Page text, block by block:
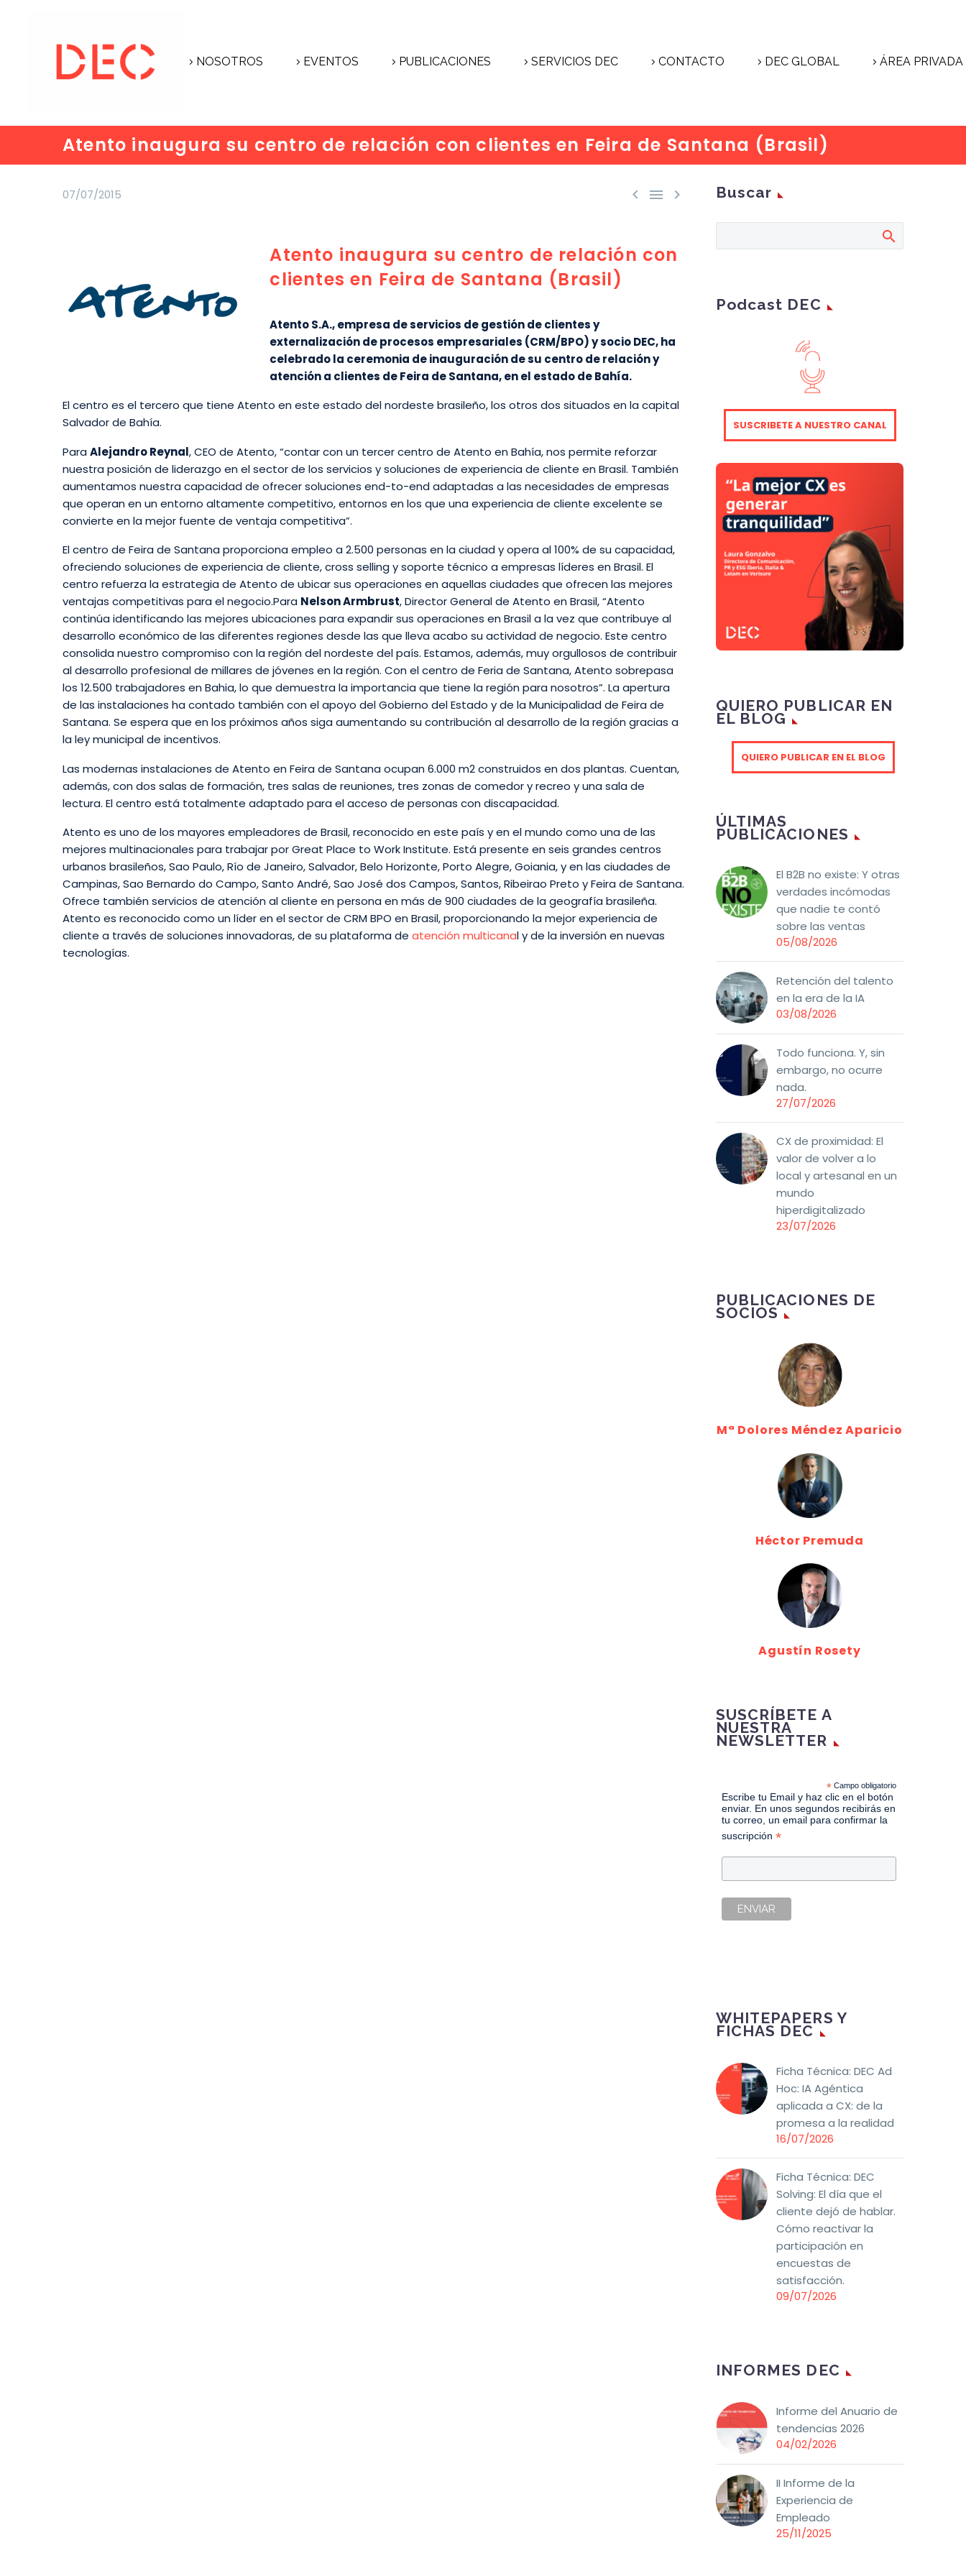
NOSOTROS EVENTOS PUBLICACIONES SERVICIOS DEC CONTACTO DEC GLOBAL ÁREA PRIVADA
Atento inaugura su centro de relación con clientes en Feira de Santana (Brasil)
  
07/07/2015
Atento inaugura su centro de relación con
clientes en Feira de Santana (Brasil)
Atento S.A., empresa de servicios de gestión de clientes y
externalización de procesos empresariales (CRM/BPO) y socio DEC, ha
celebrado la ceremonia de inauguración de su centro de relación y
atención a clientes de Feira de Santana, en el estado de Bahía.
El centro es el tercero que tiene Atento en este estado del nordeste brasileño, los otros dos situados en la capital
Salvador de Bahía.
Para Alejandro Reynal, CEO de Atento, “contar con un tercer centro de Atento en Bahía, nos permite reforzar
nuestra posición de liderazgo en el sector de los servicios y soluciones de experiencia de cliente en Brasil. También
aumentamos nuestra capacidad de ofrecer soluciones end-to-end adaptadas a las necesidades de empresas
que operan en un entorno altamente competitivo, entornos en los que una experiencia de cliente excelente se
convierte en la mejor fuente de ventaja competitiva”.
El centro de Feira de Santana proporciona empleo a 2.500 personas en la ciudad y opera al 100% de su capacidad,
ofreciendo soluciones de experiencia de cliente, cross selling y soporte técnico a empresas líderes en Brasil. El
centro refuerza la estrategia de Atento de ubicar sus operaciones en aquellas ciudades que ofrecen las mejores
ventajas competitivas para el negocio.Para Nelson Armbrust, Director General de Atento en Brasil, “Atento
continúa identificando las mejores ubicaciones para expandir sus operaciones en Brasil a la vez que contribuye al
desarrollo económico de las diferentes regiones desde las que lleva acabo su actividad de negocio. Este centro
consolida nuestro compromiso con la región del nordeste del país. Estamos, además, muy orgullosos de contribuir
al desarrollo profesional de millares de jóvenes en la región. Con el centro de Feria de Santana, Atento sobrepasa
los 12.500 trabajadores en Bahia, lo que demuestra la importancia que tiene la región para nosotros”. La apertura
de las instalaciones ha contado también con el apoyo del Gobierno del Estado y de la Municipalidad de Feira de
Santana. Se espera que en los próximos años siga aumentando su contribución al desarrollo de la región gracias a
la ley municipal de incentivos.
Las modernas instalaciones de Atento en Feira de Santana ocupan 6.000 m2 construidos en dos plantas. Cuentan,
además, con dos salas de formación, tres salas de reuniones, tres zonas de comedor y recreo y una sala de
lectura. El centro está totalmente adaptado para el acceso de personas con discapacidad.
Atento es uno de los mayores empleadores de Brasil, reconocido en este país y en el mundo como una de las
mejores multinacionales para trabajar por Great Place to Work Institute. Está presente en seis grandes centros
urbanos brasileños, Sao Paulo, Río de Janeiro, Salvador, Belo Horizonte, Porto Alegre, Goiania, y en las ciudades de
Campinas, Sao Bernardo do Campo, Santo André, Sao José dos Campos, Santos, Ribeirao Preto y Feira de Santana.
Ofrece también servicios de atención al cliente en persona en más de 900 ciudades de la geografía brasileña.
Atento es reconocido como un líder en el sector de CRM BPO en Brasil, proporcionando la mejor experiencia de
cliente a través de soluciones innovadoras, de su plataforma de atención multicanal y de la inversión en nuevas
tecnologías.
Buscar
Podcast DEC
SUSCRIBETE A NUESTRO CANAL
QUIERO PUBLICAR EN
EL BLOG
QUIERO PUBLICAR EN EL BLOG
ÚLTIMAS
PUBLICACIONES
El B2B no existe: Y otras
verdades incómodas
que nadie te contó
sobre las ventas
05/08/2026
Retención del talento
en la era de la IA
03/08/2026
Todo funciona. Y, sin
embargo, no ocurre
nada.
27/07/2026
CX de proximidad: El
valor de volver a lo
local y artesanal en un
mundo
hiperdigitalizado
23/07/2026
PUBLICACIONES DE
SOCIOS
Mª Dolores Méndez Aparicio
Héctor Premuda
Agustín Rosety
SUSCRÍBETE A
NUESTRA
NEWSLETTER
*Campo obligatorio
Escribe tu Email y haz clic en el botón
enviar. En unos segundos recibirás en
tu correo, un email para confirmar la
suscripción *
WHITEPAPERS Y
FICHAS DEC
Ficha Técnica: DEC Ad
Hoc: IA Agéntica
aplicada a CX: de la
promesa a la realidad
16/07/2026
Ficha Técnica: DEC
Solving: El día que el
cliente dejó de hablar.
Cómo reactivar la
participación en
encuestas de
satisfacción.
09/07/2026
INFORMES DEC
Informe del Anuario de
tendencias 2026
04/02/2026
II Informe de la
Experiencia de
Empleado
25/11/2025